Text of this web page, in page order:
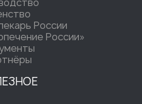
России
России»